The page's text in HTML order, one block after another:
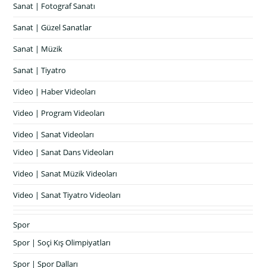
Sanat | Fotograf Sanatı
Sanat | Güzel Sanatlar
Sanat | Müzik
Sanat | Tiyatro
Video | Haber Videoları
Video | Program Videoları
Video | Sanat Videoları
Video | Sanat Dans Videoları
Video | Sanat Müzik Videoları
Video | Sanat Tiyatro Videoları
Spor
Spor | Soçi Kış Olimpiyatları
Spor | Spor Dalları